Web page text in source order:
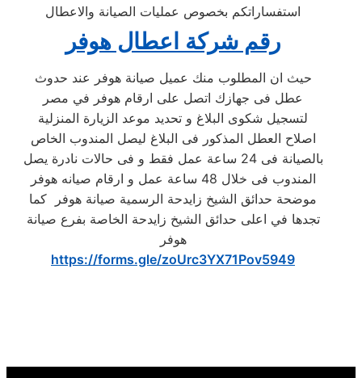
استفساراتكم بخصوص عمليات الصيانة والاعطال
رقم شركة اعطال هوفر
حيث ان المطلوب منك عميل صيانة هوفر عند حدوث
عطل فى جهازك اتصل على ارقام هوفر في مصر
لتسجيل شكوى البلاغ و تحديد موعد الزيارة المنزلية
اصلاح العطل المذكور فى البلاغ ليصل المندوب الخاص
بالصيانة فى 24 ساعة عمل فقط و فى حالات نادرة يصل
المندوب فى خلال 48 ساعة عمل و ارقام صيانه هوفر
موضحة حدائق الشيخ زايدحة الرسمية صيانة هوفر كما
تجدها في اعلى حدائق الشيخ زايدحة الخاصة بفرع صيانة
هوفر
https://forms.gle/zoUrc3YX71Pov5949